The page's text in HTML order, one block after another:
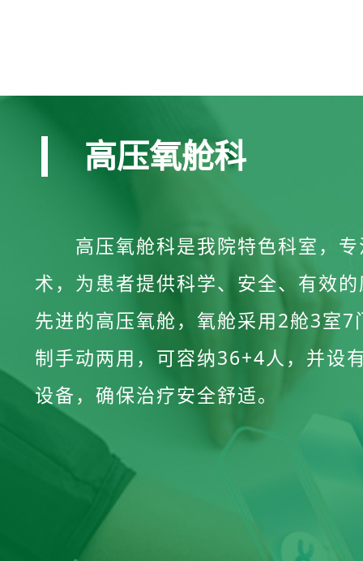
高压氧舱科
高压氧舱科是我院特色科室，
术，为患者提供科学、安全、有效
先进的高压氧舱，氧舱采用2舱3室
制手动两用，可容纳36+4人，并设
设备，确保治疗安全舒适。